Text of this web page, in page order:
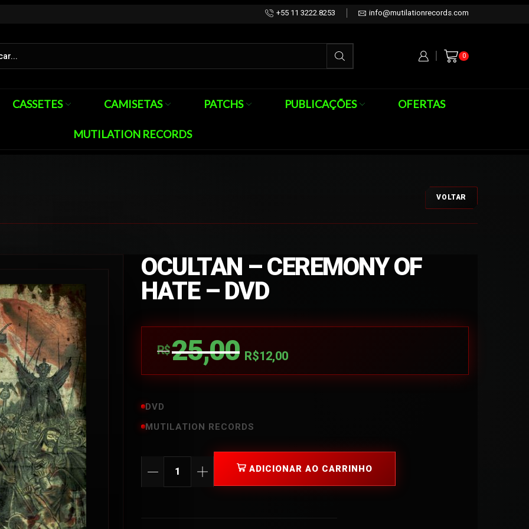
+55 11 3222.8253 info@mutilationrecords.com
0
CASSETES CAMISETAS PATCHS PUBLICAÇÕES OFERTAS
MUTILATION RECORDS
VOLTAR
OCULTAN – CEREMONY OF
HATE – DVD
R$25,00 R$12,00
DVD
MUTILATION RECORDS
ADICIONAR AO CARRINHO